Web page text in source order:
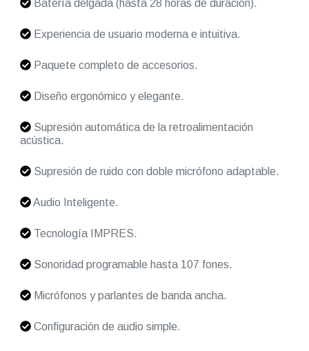
Batería delgada (hasta 28 horas de duración).
Experiencia de usuario moderna e intuitiva.
Paquete completo de accesorios.
Diseño ergonómico y elegante.
Supresión automática de la retroalimentación
acústica.
Supresión de ruido con doble micrófono adaptable.
Audio Inteligente.
Tecnología IMPRES.
Sonoridad programable hasta 107 fones.
Micrófonos y parlantes de banda ancha.
Configuración de audio simple.